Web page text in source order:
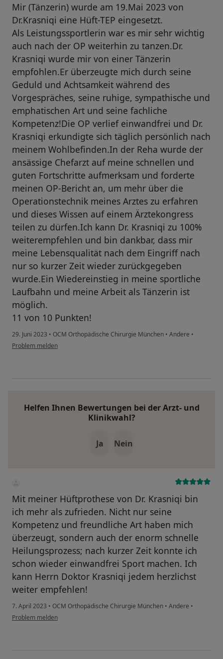
Mir (Tänzerin) wurde am 19.Mai 2023 von
Dr.Krasniqi eine Hüft-TEP eingesetzt.
Als Leistungssportlerin war es mir sehr wichtig
auch nach der OP weiterhin zu tanzen.Dr.
Krasniqi wurde mir von einer Tänzerin
empfohlen.Er überzeugte mich durch seine
Geduld und Achtsamkeit während des
Vorgespräches, seine ruhige, sympathische und
emphatischen Art und seine fachliche
Kompetenz!Die OP verlief einwandfrei und Dr.
Krasniqi erkundigte sich täglich persönlich nach
meinem Wohlbefinden.In der Reha wurde der
ansässige Chefarzt auf meine schnellen und
guten Fortschritte aufmerksam und forderte
meinen OP-Bericht an, um mehr über die
Operationstechnik meines Arztes zu erfahren
und dieses Wissen auf einem Ärztekongress
teilen zu dürfen.Ich kann Dr. Krasniqi zu 100%
weiterempfehlen und bin dankbar, dass mir
meine Lebensqualität nach dem Eingriff nach
nur so kurzer Zeit wieder zurückgegeben
wurde.Ein Wiedereinstieg in meine sportliche
Laufbahn und meine Arbeit als Tänzerin ist
möglich.
11 von 10 Punkten!
29. Juni 2023 • OCM Orthopädische Chirurgie München • Andere •
Problem melden
Helfen Ihnen Bewertungen bei der Arzt- und
Klinikwahl?
Ja Nein
Mit meiner Hüftprothese von Dr. Krasniqi bin
ich mehr als zufrieden. Nicht nur seine
Kompetenz und freundliche Art haben mich
überzeugt, sondern auch der enorm schnelle
Heilungsprozess; nach kurzer Zeit konnte ich
schon wieder einwandfrei Sport machen. Ich
kann Herrn Doktor Krasniqi jedem herzlichst
weiter empfehlen!
7. April 2023 • OCM Orthopädische Chirurgie München • Andere •
Problem melden